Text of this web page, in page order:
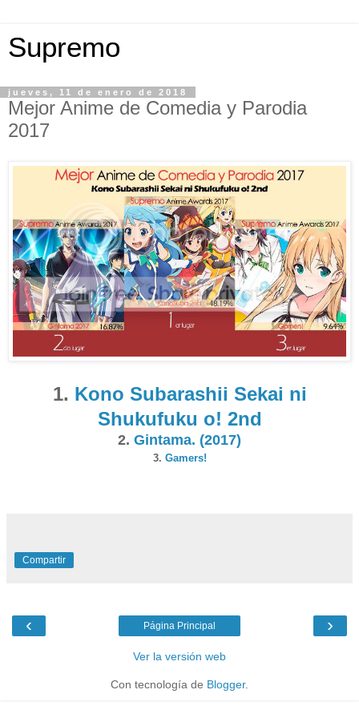
Supremo
jueves, 11 de enero de 2018
Mejor Anime de Comedia y Parodia
2017
1. Kono Subarashii Sekai ni
Shukufuku o! 2nd
2. Gintama. (2017)
3. Gamers!
Compartir
‹ ›
Página Principal
Ver la versión web
Con tecnología de Blogger.